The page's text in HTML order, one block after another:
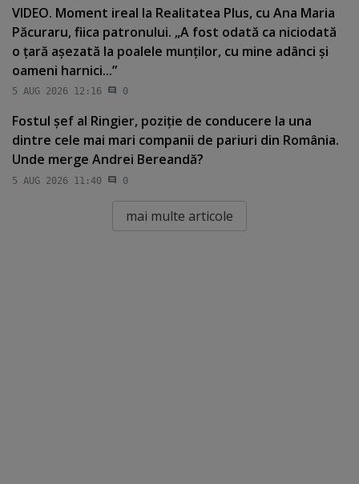
VIDEO. Moment ireal la Realitatea Plus, cu Ana Maria
Păcuraru, fiica patronului. „A fost odată ca niciodată
o ţară aşezată la poalele munţilor, cu mine adânci şi
oameni harnici...”
5 AUG 2026 12:16 0
Fostul şef al Ringier, poziţie de conducere la una
dintre cele mai mari companii de pariuri din România.
Unde merge Andrei Bereandă?
5 AUG 2026 11:40 0
mai multe articole